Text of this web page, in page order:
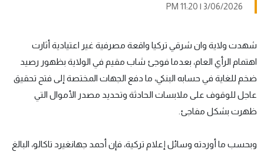
3/06/2026 | 11:20 PM
شهدت ولاية وان شرقي تركيا واقعة مصرفية غير اعتيادية أثارت
اهتمام الرأي العام، بعدما فوجئ شاب مقيم في الولاية بظهور رصيد
ضخم للغاية في حسابه البنكي، ما دفع الجهات المختصة إلى فتح تحقيق
عاجل للوقوف على ملابسات الحادثة وتحديد مصدر الأموال التي
ظهرت بشكل مفاجئ.
وبحسب ما أوردته وسائل إعلام تركية، فإن أحمد جهانغيرد تاكالو، البالغ